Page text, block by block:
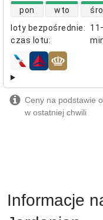
loty bezpośrednie:
czas lotu:
dostępność lotów
pon wto śro
linie lotnicze
Ceny na podstawie
w ostatniej chwili
Informacje